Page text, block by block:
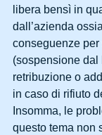
libera bensì in
dall’azienda
conseguenze
(sospensione dal
retribuzione o
in caso di rifiuto
Insomma, le
questo tema non